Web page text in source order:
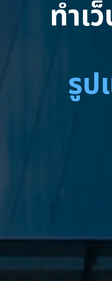
ทำเ
รูป